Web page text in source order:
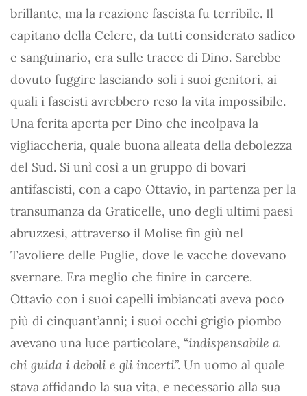
brillante, ma la reazione fascista fu terribile. Il
capitano della Celere, da tutti considerato sadico
e sanguinario, era sulle tracce di Dino. Sarebbe
dovuto fuggire lasciando soli i suoi genitori, ai
quali i fascisti avrebbero reso la vita impossibile.
Una ferita aperta per Dino che incolpava la
vigliaccheria, quale buona alleata della debolezza
del Sud. Si unì così a un gruppo di bovari
antifascisti, con a capo Ottavio, in partenza per la
transumanza da Graticelle, uno degli ultimi paesi
abruzzesi, attraverso il Molise fin giù nel
Tavoliere delle Puglie, dove le vacche dovevano
svernare. Era meglio che finire in carcere.
Ottavio con i suoi capelli imbiancati aveva poco
più di cinquant’anni; i suoi occhi grigio piombo
avevano una luce particolare, “indispensabile a
chi guida i deboli e gli incerti”. Un uomo al quale
stava affidando la sua vita, e necessario alla sua